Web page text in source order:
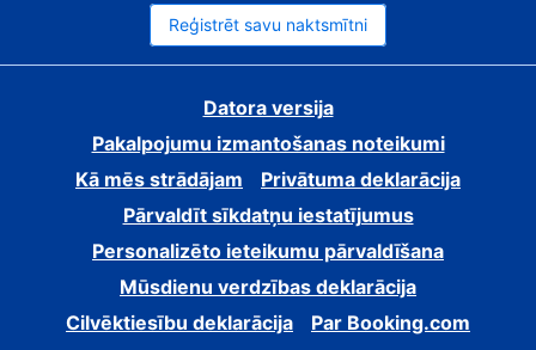
Reģistrēt savu naktsmītni
Datora versija
Pakalpojumu izmantošanas noteikumi
Kā mēs strādājam
Privātuma deklarācija
Pārvaldīt sīkdatņu iestatījumus
Personalizēto ieteikumu pārvaldīšana
Mūsdienu verdzības deklarācija
Cilvēktiesību deklarācija
Par Booking.com